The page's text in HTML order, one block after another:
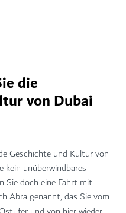
die
von Dubai
Geschichte und Kultur von
kein unüberwindbares
Sie doch eine Fahrt mit
Abra genannt, das Sie vom